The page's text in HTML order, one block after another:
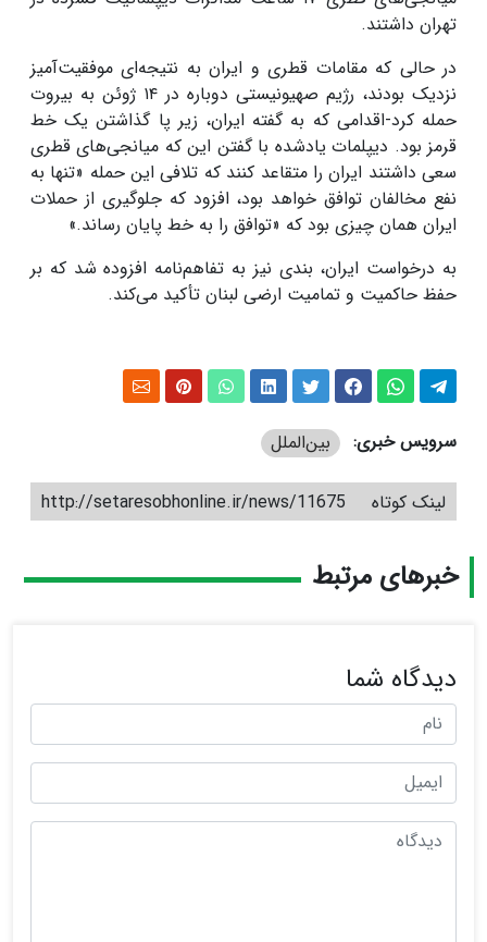
تهران داشتند.
در حالی که مقامات قطری و ایران به نتیجه‌ای موفقیت‌آمیز
نزدیک بودند، رژیم صهیونیستی دوباره در ۱۴ ژوئن به بیروت
حمله کرد-اقدامی که به گفته ایران، زیر پا گذاشتن یک خط
قرمز بود. دیپلمات یادشده با گفتن این که میانجی‌های قطری
سعی داشتند ایران را متقاعد کنند که تلافی این حمله «تنها به
نفع مخالفان توافق خواهد بود، افزود که جلوگیری از حملات
ایران همان چیزی بود که «توافق را به خط پایان رساند.»
به درخواست ایران، بندی نیز به تفاهم‌نامه افزوده شد که بر
حفظ حاکمیت و تمامیت ارضی لبنان تأکید می‌کند.
سرویس خبری: بین‌الملل
لینک کوتاه http://setaresobhonline.ir/news/11675
خبرهای مرتبط
دیدگاه شما